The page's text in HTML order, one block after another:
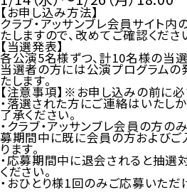
【お申し込み方法】
クラブ・アッサンブレ会員サイト内
たしますので、改めてご確認くださ
【当選発表】
各公演5名様ずつ、計10名様の当選
当選者の方には公演プログラムの
たします。
【注意事項】 ※お申し込みの前に必
・落選された方にご連絡はいたし
了承ください。
・クラブ・アッサンブレ会員の方の
募期間中に既に会員の方および
ります。
・応募期間中に退会されると抽選
ください。
・おひとり様1回のみご応募いただ